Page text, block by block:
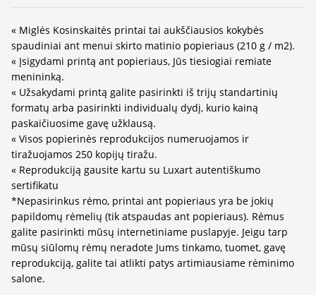
« Miglės Kosinskaitės printai tai aukščiausios kokybės
spaudiniai ant menui skirto matinio popieriaus (210 g / m2).
« Įsigydami printą ant popieriaus, Jūs tiesiogiai remiate
menininką.
« Užsakydami printą galite pasirinkti iš trijų standartinių
formatų arba pasirinkti individualų dydį, kurio kainą
paskaičiuosime gavę užklausą.
« Visos popierinės reprodukcijos numeruojamos ir
tiražuojamos 250 kopijų tiražu.
« Reprodukciją gausite kartu su Luxart autentiškumo
sertifikatu
*Nepasirinkus rėmo, printai ant popieriaus yra be jokių
papildomų rėmelių (tik atspaudas ant popieriaus). Rėmus
galite pasirinkti mūsų internetiniame puslapyje. Jeigu tarp
mūsų siūlomų rėmų neradote Jums tinkamo, tuomet, gavę
reprodukciją, galite tai atlikti patys artimiausiame rėminimo
salone.